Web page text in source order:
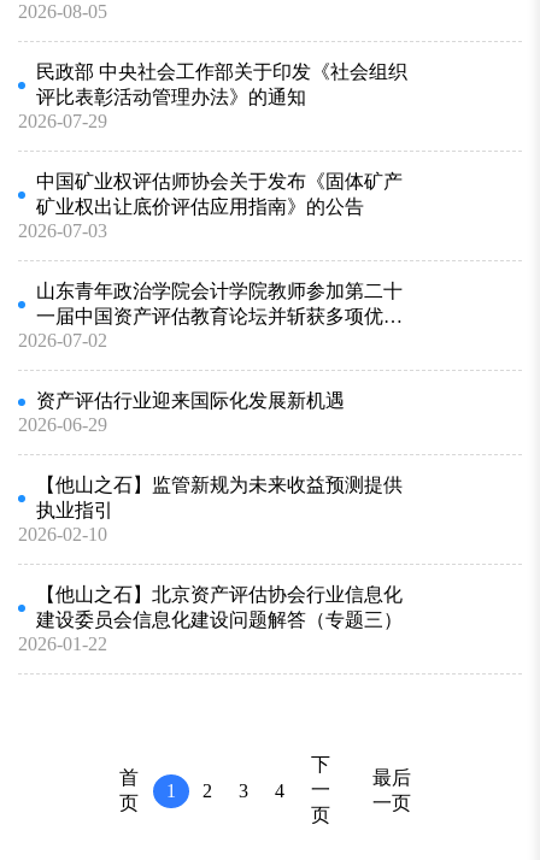
2026-08-05
民政部 中央社会工作部关于印发《社会组织
评比表彰活动管理办法》的通知
2026-07-29
中国矿业权评估师协会关于发布《固体矿产
矿业权出让底价评估应用指南》的公告
2026-07-03
山东青年政治学院会计学院教师参加第二十
一届中国资产评估教育论坛并斩获多项优秀
论文奖
2026-07-02
资产评估行业迎来国际化发展新机遇
2026-06-29
【他山之石】监管新规为未来收益预测提供
执业指引
2026-02-10
【他山之石】北京资产评估协会行业信息化
建设委员会信息化建设问题解答（专题三）
2026-01-22
首
页
1 2 3 4
下
一
页
最后
一页